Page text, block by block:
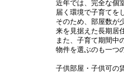
近年では、完全な個
届く環境で子育てを
そのため、部屋数が
来を見据えた長期居
また、子育て期間中
物件を選ぶのも一つ
子供部屋・子供可の